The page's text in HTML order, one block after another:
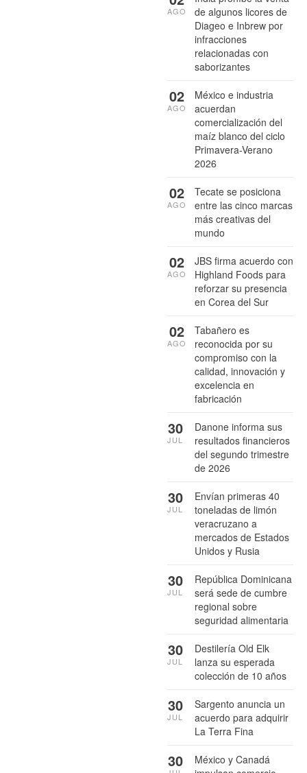
de algunos licores de
Diageo e Inbrew por
infracciones
relacionadas con
saborizantes
AGO
México e industria
acuerdan
comercialización del
maíz blanco del ciclo
Primavera-Verano
2026
02
AGO
Tecate se posiciona
entre las cinco marcas
más creativas del
mundo
02
AGO
JBS firma acuerdo con
Highland Foods para
reforzar su presencia
en Corea del Sur
02
AGO
Tabañero es
reconocida por su
compromiso con la
calidad, innovación y
excelencia en
fabricación
02
AGO
Danone informa sus
resultados financieros
del segundo trimestre
de 2026
30
JUL
Envían primeras 40
toneladas de limón
veracruzano a
mercados de Estados
Unidos y Rusia
30
JUL
República Dominicana
será sede de cumbre
regional sobre
seguridad alimentaria
30
JUL
Destilería Old Elk
lanza su esperada
colección de 10 años
30
JUL
Sargento anuncia un
acuerdo para adquirir
La Terra Fina
30
JUL
México y Canadá
30